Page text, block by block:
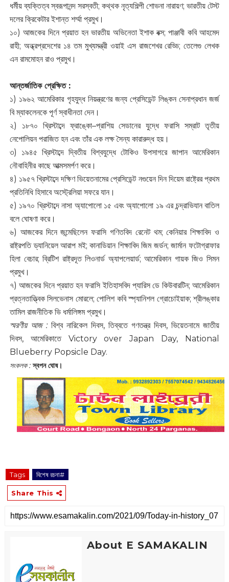
ধর্মীয় ব্যক্তিত্ব স্বরূপানন্দ সরস্বতী; কথ্থক নৃত্যশিল্পী শোভনা নারায়ণ; ভারতীয় টেস্ট
দলের ক্রিকেটার ইশান্ত শর্ম্মা প্রমুখ।
১০) আজকের দিনে প্রয়াত হন ভারতীয় অভিনেতা ইশাক বক্স; পাঞ্জাবী কবি আহমেদ
রাহী; অন্ধ্রপ্রদেশের ১৪ তম মুখ্যমন্ত্রী ওয়াই এস রাজশেখর রেড্ডি; তেলেগু লেখক
এন রামমোহন রাও প্রমুখ।
আন্তর্জাতিক প্রেক্ষিত :
১) ১৯৬২ আমেরিকার গৃহযুদ্ধ নিয়ন্ত্রণের জন্য প্রেসিডেন্ট লিঙ্কন সেনাপ্রধান জর্জ
বি ম্যাকলেনকে পূর্ণ স্বাধীনতা দেন।
২) ১৮৭০ খ্রিস্টাব্দে ফ্রাঙ্কো–প্রাশিয় সেডানের যুদ্ধে ফরাসি সম্রাট তৃতীয়
নেপোলিয়ন পরাজিত হন এবং তাঁর এক লক্ষ সৈন্য কারারুদ্ধ হয়।
৩) ১৯৪৫ খ্রিস্টাব্দে দ্বিতীয় বিশ্বযুদ্ধে টোকিও উপসাগরে জাপান আমেরিকান
নৌবাহিনীর কাছে আত্মসমর্পণ করে।
৪) ১৯৫৭ খ্রিস্টাব্দে দক্ষিণ ভিয়েতনামের প্রেসিডেন্ট নগুয়েন দিন দিয়েম রাষ্ট্রের প্রথম
প্রতিনিধি হিসাবে অস্ট্রেলিয়া সফরে যান।
৫) ১৯৭০ খ্রিস্টাব্দে নাসা অ্যাপোলো ১৫ এবং অ্যাপোলো ১৯ এর চন্দ্রাভিযান বাতিল
বলে ঘোষণা করে।
৬) আজকের দিনে জন্মেছিলেন ফরাসি গণিতবিদ রেনেট থম; কেনিয়ার শিক্ষাবিদ ও
রাষ্ট্রপতি ড্যানিয়েল আরাপ মই; কানাডিয়ান শিক্ষাবিদ জিম জর্ডন; জার্মান ফটোগ্রাফার
হিলা বেচার; ব্রিটিশ রাষ্ট্রদূত লিওনার্ড অ্যাপলেয়ার্ড; আমেরিকান গায়ক জিও সিমন
প্রমুখ।
৭) আজকের দিনে প্রয়াত হন ফরাসি ইতিহাসবিদ প্যারিস ডে কিউবারটিন; আমেরিকান
প্রত্নতাত্ত্বিক সিলভেনাস মোরলে; পোলিশ কবি স্প্যানিশল গ্রোচোইয়াক; শ্রীলঙ্কার
তামিল রাজনীতিক ভি ধর্মালিঙ্গম প্রমুখ।
স্মরণীয় আজ :বিশ্ব নারিকেল দিবস, তিব্বতে গণতন্ত্র দিবস, ভিয়েতনামে জাতীয়
দিবস, আমেরিকাতে Victory over Japan Day, National
Blueberry Popsicle Day.
সংকলক : স্বপন ঘোষ।
Tags বিশেষ রচনা#
Share This
About E SAMAKALIN